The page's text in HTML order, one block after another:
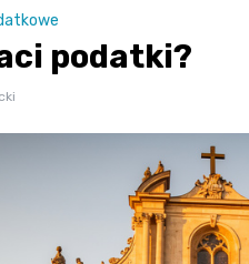
podatki?